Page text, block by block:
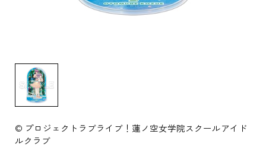
© プロジェクトラブライブ！蓮ノ空女学院スクールアイド
ルクラブ